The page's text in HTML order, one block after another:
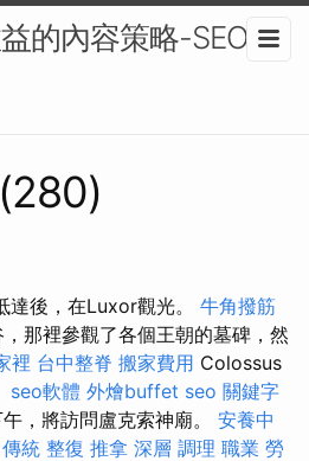
的內容策略-SEO公
達後，在Luxor觀光。 牛角撥筋
那裡參觀了各個王朝的墓碑，然
裡 台中整脊 搬家費用 Colossus
seo軟體 外燴buffet seo 關鍵字
，將訪問盧克索神廟。 安養中
統 整復 推拿 深層 調理 職業 勞